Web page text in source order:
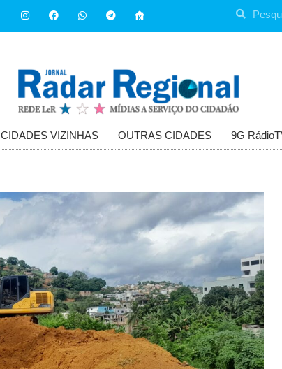
CIDADES VIZINHAS OUTRAS CIDADES 9G